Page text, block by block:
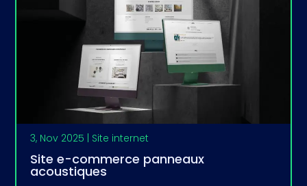
3, Nov 2025 | Site internet
Site e-commerce panneaux
acoustiques